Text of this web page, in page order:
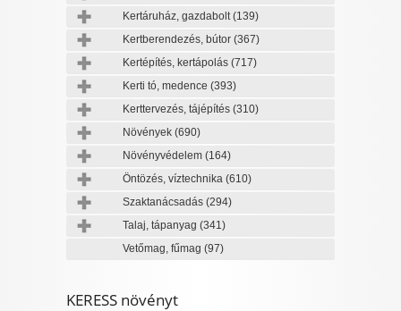
Kertáruház, gazdabolt(139)
Kertberendezés, bútor (367)
Kertépítés, kertápolás (717)
Kerti tó, medence (393)
Kerttervezés, tájépítés (310)
Növények (690)
Növényvédelem (164)
Öntözés, víztechnika (610)
Szaktanácsadás (294)
Talaj, tápanyag (341)
Vetőmag, fűmag (97)
KERESS növényt